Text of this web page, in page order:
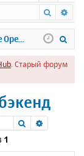
х
о
д
Поиск
. Старый форум
Поиск
1